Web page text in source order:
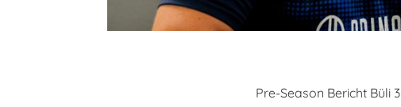
Pre-Season Bericht Büli 3